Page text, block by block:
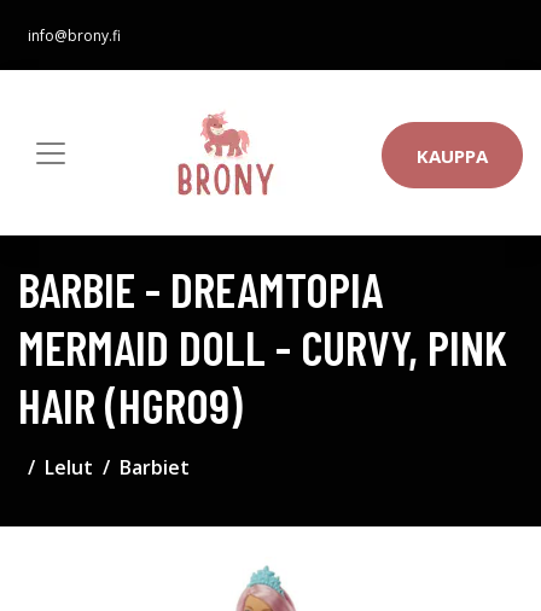
info@brony.fi
KAUPPA
BARBIE - DREAMTOPIA
MERMAID DOLL - CURVY, PINK
HAIR (HGR09)
Lelut Barbiet